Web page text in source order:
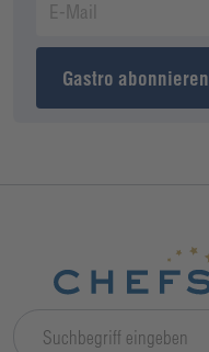
Gastro abonnieren